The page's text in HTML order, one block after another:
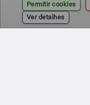
Permitir cookies
Ver detalhes